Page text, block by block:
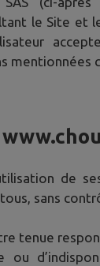
le Site et
mentionnées
de
sans
tenue
ou